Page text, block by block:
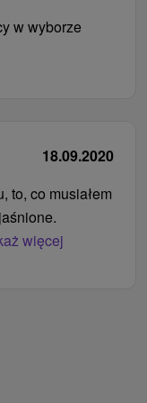
w wyborze
18.09.2020
to, co musiałem
więcej